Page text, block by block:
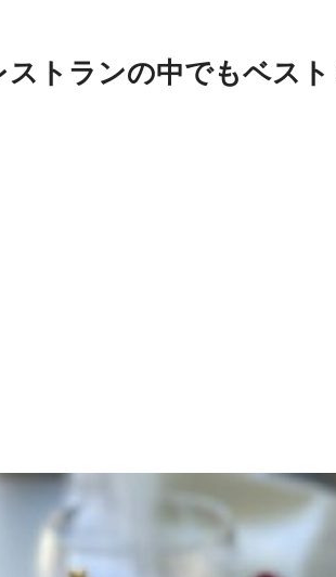
トランの中でもベス